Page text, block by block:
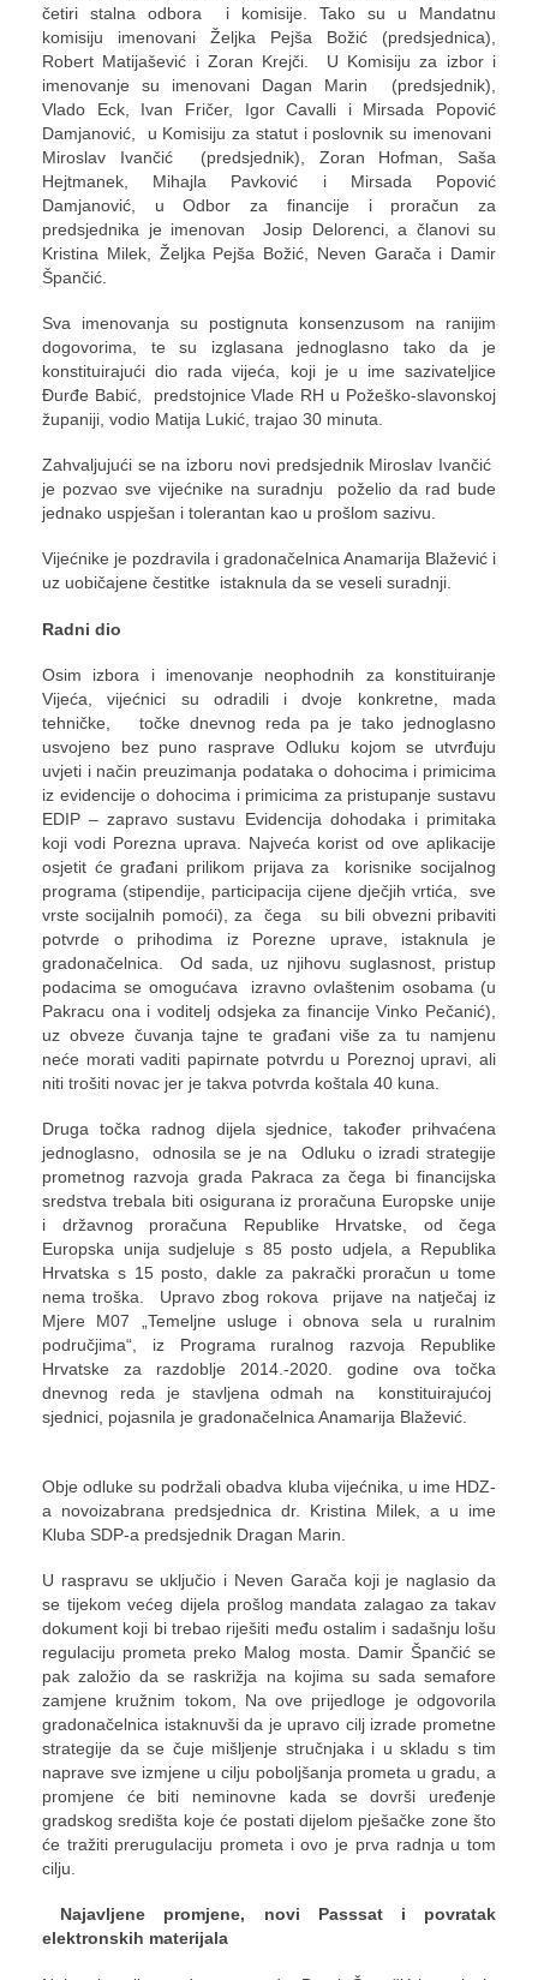
četiri stalna odbora i komisije. Tako su u Mandatnu
komisiju imenovani Željka Pejša Božić (predsjednica),
Robert Matijašević i Zoran Krejči. U Komisiju za izbor i
imenovanje su imenovani Dagan Marin (predsjednik),
Vlado Eck, Ivan Fričer, Igor Cavalli i Mirsada Popović
Damjanović, u Komisiju za statut i poslovnik su imenovani
Miroslav Ivančić (predsjednik), Zoran Hofman, Saša
Hejtmanek, Mihajla Pavković i Mirsada Popović
Damjanović, u Odbor za financije i proračun za
predsjednika je imenovan Josip Delorenci, a članovi su
Kristina Milek, Željka Pejša Božić, Neven Garača i Damir
Špančić.
Sva imenovanja su postignuta konsenzusom na ranijim
dogovorima, te su izglasana jednoglasno tako da je
konstituirajući dio rada vijeća, koji je u ime sazivateljice
Đurđe Babić, predstojnice Vlade RH u Požeško-slavonskoj
županiji, vodio Matija Lukić, trajao 30 minuta.
Zahvaljujući se na izboru novi predsjednik Miroslav Ivančić
je pozvao sve vijećnike na suradnju poželio da rad bude
jednako uspješan i tolerantan kao u prošlom sazivu.
Vijećnike je pozdravila i gradonačelnica Anamarija Blažević i
uz uobičajene čestitke istaknula da se veseli suradnji.
Radni dio
Osim izbora i imenovanje neophodnih za konstituiranje
Vijeća, vijećnici su odradili i dvoje konkretne, mada
tehničke, točke dnevnog reda pa je tako jednoglasno
usvojeno bez puno rasprave Odluku kojom se utvrđuju
uvjeti i način preuzimanja podataka o dohocima i primicima
iz evidencije o dohocima i primicima za pristupanje sustavu
EDIP – zapravo sustavu Evidencija dohodaka i primitaka
koji vodi Porezna uprava. Najveća korist od ove aplikacije
osjetit će građani prilikom prijava za korisnike socijalnog
programa (stipendije, participacija cijene dječjih vrtića, sve
vrste socijalnih pomoći), za čega su bili obvezni pribaviti
potvrde o prihodima iz Porezne uprave, istaknula je
gradonačelnica. Od sada, uz njihovu suglasnost, pristup
podacima se omogućava izravno ovlaštenim osobama (u
Pakracu ona i voditelj odsjeka za financije Vinko Pečanić),
uz obveze čuvanja tajne te građani više za tu namjenu
neće morati vaditi papirnate potvrdu u Poreznoj upravi, ali
niti trošiti novac jer je takva potvrda koštala 40 kuna.
Druga točka radnog dijela sjednice, također prihvaćena
jednoglasno, odnosila se je na Odluku o izradi strategije
prometnog razvoja grada Pakraca za čega bi financijska
sredstva trebala biti osigurana iz proračuna Europske unije
i državnog proračuna Republike Hrvatske, od čega
Europska unija sudjeluje s 85 posto udjela, a Republika
Hrvatska s 15 posto, dakle za pakrački proračun u tome
nema troška. Upravo zbog rokova prijave na natječaj iz
Mjere M07 „Temeljne usluge i obnova sela u ruralnim
područjima“, iz Programa ruralnog razvoja Republike
Hrvatske za razdoblje 2014.-2020. godine ova točka
dnevnog reda je stavljena odmah na konstituirajućoj
sjednici, pojasnila je gradonačelnica Anamarija Blažević.
Obje odluke su podržali obadva kluba vijećnika, u ime HDZ-
a novoizabrana predsjednica dr. Kristina Milek, a u ime
Kluba SDP-a predsjednik Dragan Marin.
U raspravu se uključio i Neven Garača koji je naglasio da
se tijekom većeg dijela prošlog mandata zalagao za takav
dokument koji bi trebao riješiti među ostalim i sadašnju lošu
regulaciju prometa preko Malog mosta. Damir Špančić se
pak založio da se raskrižja na kojima su sada semafore
zamjene kružnim tokom, Na ove prijedloge je odgovorila
gradonačelnica istaknuvši da je upravo cilj izrade prometne
strategije da se čuje mišljenje stručnjaka i u skladu s tim
naprave sve izmjene u cilju poboljšanja prometa u gradu, a
promjene će biti neminovne kada se dovrši uređenje
gradskog središta koje će postati dijelom pješačke zone što
će tražiti prerugulaciju prometa i ovo je prva radnja u tom
cilju.
Najavljene promjene, novi Passsat i povratak
elektronskih materijala